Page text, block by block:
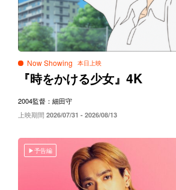
Now Showing
『時をかける少女』 4K
2004監督：細田守
上映期間 2026/07/31 - 2026/08/13
予告編